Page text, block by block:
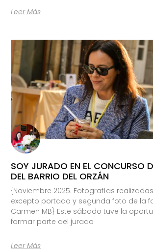
Leer Más
SOY JURADO EN EL CONCURSO
DEL BARRIO DEL ORZÁN
{Noviembre 2025. Fotografías
excepto portada y segunda foto de la
Carmen MB} Este sábado tuve la
formar parte del jurado
Leer Más